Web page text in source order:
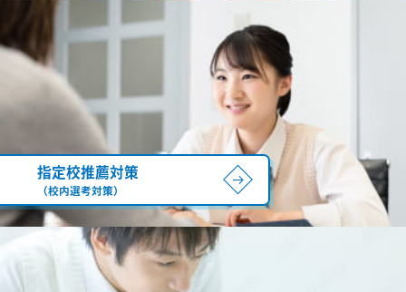
指定校推薦対策
（校内選考対策）